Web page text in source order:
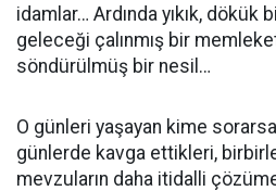
idamlar… Ardında yıkık, dökük
geleceği çalınmış bir
söndürülmüş bir nesil…
O günleri yaşayan kime
günlerde kavga ettikleri,
mevzuların daha itidalli